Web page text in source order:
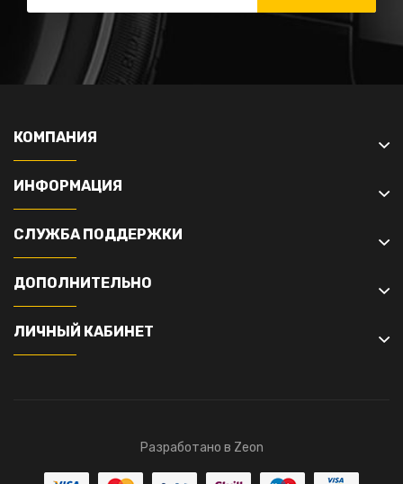
КОМПАНИЯ
ИНФОРМАЦИЯ
СЛУЖБА ПОДДЕРЖКИ
ДОПОЛНИТЕЛЬНО
ЛИЧНЫЙ КАБИНЕТ
Разработано в Zeon